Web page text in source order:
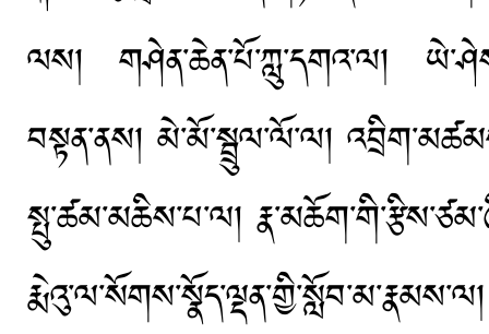
ལས། གཤེན་ཆེན་པོ་ཀླུ་དགའ་ལ།
བསྟན་ནས། མེ་མོ་སྦྲུལ་ལོ་ལ།
སྤུ་ཚམ་མཆིས་པ་ལ།